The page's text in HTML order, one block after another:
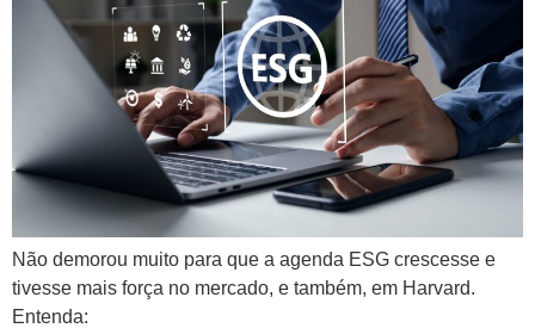
Não demorou muito para que a agenda ESG crescesse e
tivesse mais força no mercado, e também, em Harvard.
Entenda: